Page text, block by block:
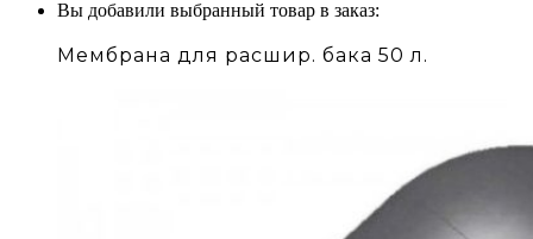
Вы добавили выбранный товар в заказ:
Мембрана для расшир. бака 50 л.